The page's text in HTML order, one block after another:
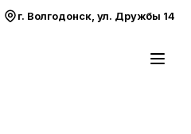
г. Волгодонск, ул. Дружбы 14